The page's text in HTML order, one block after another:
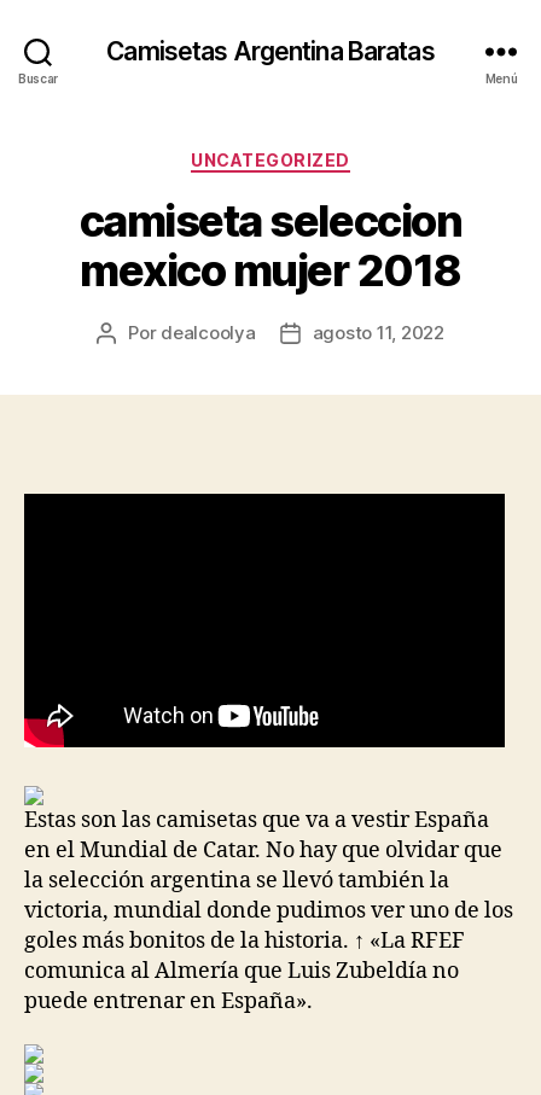
Buscar
Camisetas Argentina Baratas
Menú
Categorías
UNCATEGORIZED
camiseta seleccion
mexico mujer 2018
Autor
Por dealcoolya
Fechaagosto 11, 2022
Estas son las camisetas que va a vestir España
en el Mundial de Catar. No hay que olvidar que
la selección argentina se llevó también la
victoria, mundial donde pudimos ver uno de los
goles más bonitos de la historia. ↑ «La RFEF
comunica al Almería que Luis Zubeldía no
puede entrenar en España».